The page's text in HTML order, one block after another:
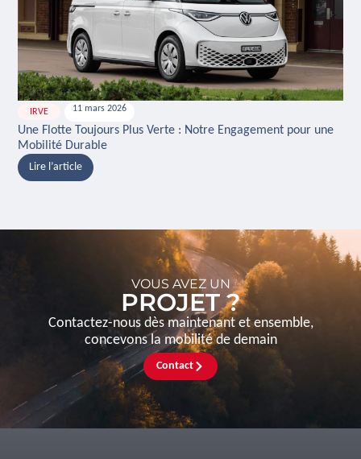
IRVE 11 mars 2026
Une Flotte Toujours Plus Verte : Notre Engagement pour une
Mobilité Durable
Lire l’article
VOUS AVEZ UN
PROJET ?
Contactez-nous dès maintenant et ensemble,
concevons la mobilité de demain
Contact